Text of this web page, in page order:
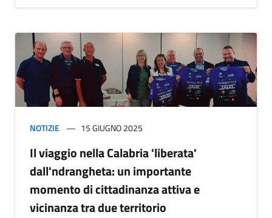
NOTIZIE 15 GIUGNO 2025
Il viaggio nella Calabria 'liberata'
dall'ndrangheta: un importante
momento di cittadinanza attiva e
vicinanza tra due territorio